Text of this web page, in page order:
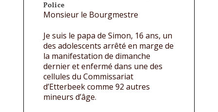
Police
Monsieur le Bourgmestre
Je suis le papa de Simon, 16 ans, un
des adolescents arrêté en marge de
la manifestation de dimanche
dernier et enfermé dans une des
cellules du Commissariat
d’Etterbeek comme 92 autres
mineurs d’âge.